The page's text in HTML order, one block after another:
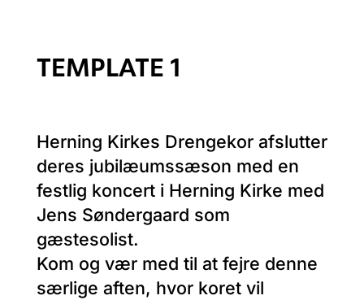
TEMPLATE 1
Herning Kirkes Drengekor afslutter
deres jubilæumssæson med en
festlig koncert i Herning Kirke med
Jens Søndergaard som
gæstesolist.
Kom og vær med til at fejre denne
særlige aften, hvor koret vil